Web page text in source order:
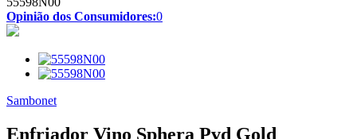
Opinião dos Consumidores:0
Sambonet
Enfriador Vino Sphera Pvd Gold